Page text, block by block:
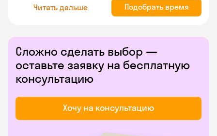
Читать дальше Подобрать время
Сложно сделать выбор —
оставьте заявку на бесплатную
консультацию
Хочу на консультацию